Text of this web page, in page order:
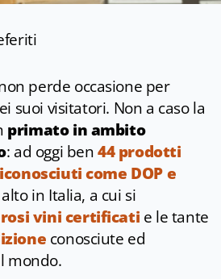
perde occasione per
suoi visitatori. Non a caso la
primato in ambito
: ad oggi ben44 prodotti
come DOP e
in Italia, a cui si
vini certificati e le tante
conosciute ed
mondo.